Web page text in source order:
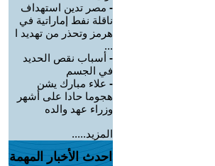
- مصر تدين استهداف
ناقلة نفط إماراتية في
هرمز وتحذر من تهديد ا
...
- أسباب نقص الحديد
في الجسم
- علاء مبارك يشن
هجوما حادا على أشهر
وزراء عهد والده
المزيد.....
احدث الأخبار المهمة